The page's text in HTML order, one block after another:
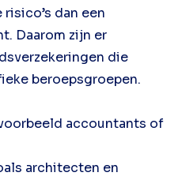
dan een
Daarom zijn er
die
beroepsgroepen.
accountants of
architecten en